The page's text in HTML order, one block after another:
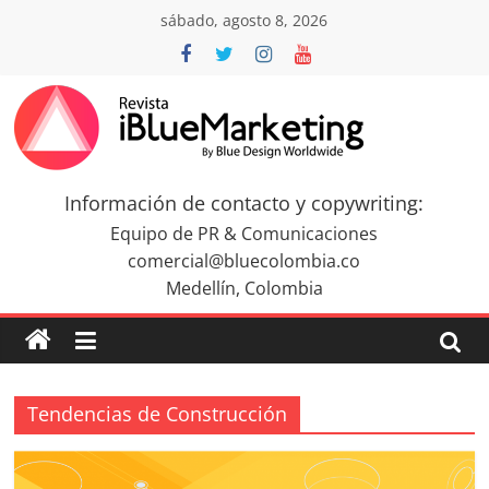
sábado, agosto 8, 2026
Revista
iBlue
Marketing
Colombia
|
Revistas
Información de contacto y copywriting:
Equipo de PR & Comunicaciones
comercial@bluecolombia.co
Medellín, Colombia
Tendencias de Construcción